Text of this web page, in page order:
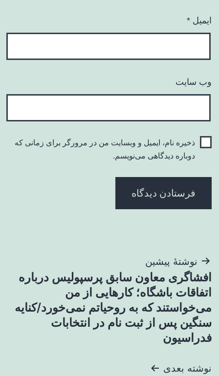
ایمیل *
وب‌ سایت
ذخیره نام، ایمیل و وبسایت من در مرورگر برای زمانی که
دوباره دیدگاهی می‌نویسم.
راهبری
نوشته
نوشتهٔ پیشین
افشاگری معاون سابق پرسپولیس درباره
اتفاقات باشگاه؛ کارهایی از من
می‌خواستند که به روحیاتم نمی‌خورد/کنایه
سنگین پس از ثبت نام در انتخابات
فدراسیون
نوشته بعدی